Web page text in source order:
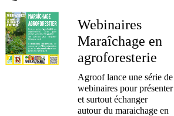
Webinaires
Maraîchage en
agroforesterie
Agroof lance une série de
webinaires pour présenter
et surtout échanger
autour du maraichage en